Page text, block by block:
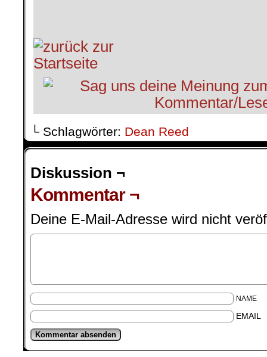
└ Schlagwörter: Dean Reed
Diskussion ¬
Kommentar ¬
Deine E-Mail-Adresse wird nicht
NAME
EMAIL